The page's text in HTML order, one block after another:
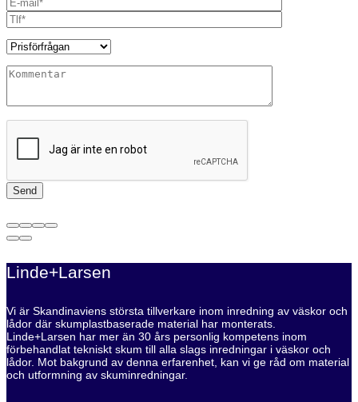
Linde+Larsen
Vi är Skandinaviens största tillverkare inom inredning av väskor och
lådor där skumplastbaserade material har monterats.
Linde+Larsen har mer än 30 års personlig kompetens inom
förbehandlat tekniskt skum till alla slags inredningar i väskor och
lådor. Mot bakgrund av denna erfarenhet, kan vi ge råd om material
och utformning av skuminredningar.